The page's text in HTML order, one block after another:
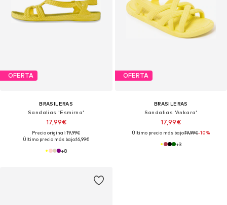
OFERTA
BRASILERAS
Sandalias 'Esmirna'
17,99€
Precio original: 19,99€
Último precio más bajo:16,99€
+8
OFERTA
BRASILERAS
Sandalias 'Ankara'
17,99€
Último precio más bajo:19,99€-10%
+3